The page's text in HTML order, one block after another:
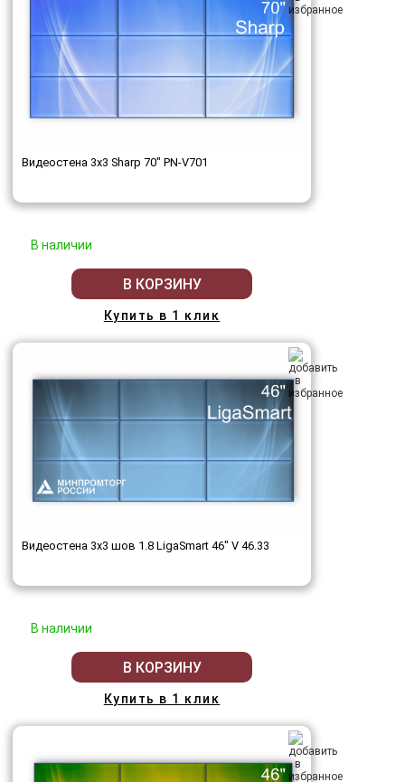
Видеостена 3x3 Sharp 70" PN-V701
В наличии
В КОРЗИНУ
Купить в 1 клик
Видеостена 3x3 шов 1.8 LigaSmart 46" V 46.33
В наличии
В КОРЗИНУ
Купить в 1 клик